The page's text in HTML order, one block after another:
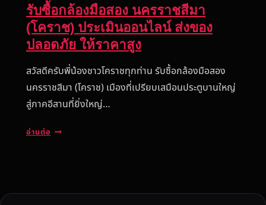
รับซื้อกล้องมือสอง นครราชสีมา
(โคราช) ประเมินออนไลน์ ส่งของ
ปลอดภัย ให้ราคาสูง
สวัสดีครับพี่น้องชาวโคราชทุกท่าน รับซื้อกล้องมือสอง
นครราชสีมา (โคราช) เมืองที่เปรียบเสมือนประตูบานใหญ่
สู่ภาคอีสานที่ยิ่งใหญ่…
อ่านต่อ
ล้